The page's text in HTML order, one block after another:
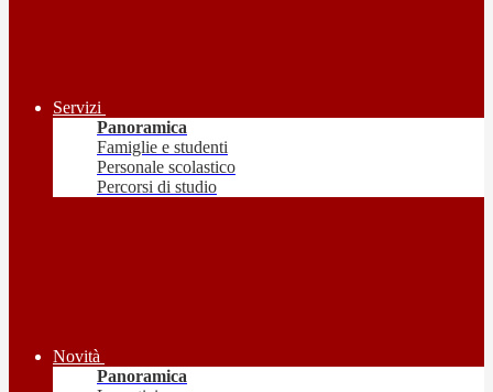
Servizi
Panoramica
Famiglie e studenti
Personale scolastico
Percorsi di studio
Novità
Panoramica